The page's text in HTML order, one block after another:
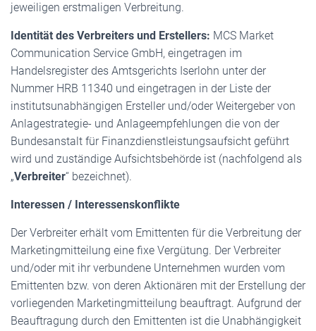
jeweiligen erstmaligen Verbreitung.
Identität des Verbreiters und Erstellers: MCS Market
Communication Service GmbH, eingetragen im
Handelsregister des Amtsgerichts Iserlohn unter der
Nummer HRB 11340 und eingetragen in der Liste der
institutsunabhängigen Ersteller und/oder Weitergeber von
Anlagestrategie- und Anlageempfehlungen die von der
Bundesanstalt für Finanzdienstleistungsaufsicht geführt
wird und zuständige Aufsichtsbehörde ist (nachfolgend als
„Verbreiter“ bezeichnet).
Interessen / Interessenskonflikte
Der Verbreiter erhält vom Emittenten für die Verbreitung der
Marketingmitteilung eine fixe Vergütung. Der Verbreiter
und/oder mit ihr verbundene Unternehmen wurden vom
Emittenten bzw. von deren Aktionären mit der Erstellung der
vorliegenden Marketingmitteilung beauftragt. Aufgrund der
Beauftragung durch den Emittenten ist die Unabhängigkeit